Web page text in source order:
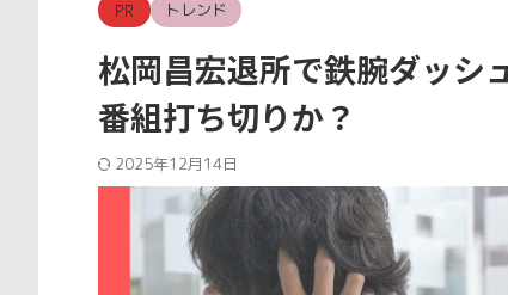
トレンド
松岡昌宏退所で鉄腕ダッシ
番組打ち切りか？
2025年12月14日